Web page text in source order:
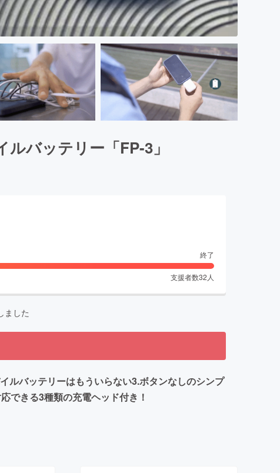
バッテリー「FP-3」
終了
支援者数32 人
ました
ルバッテリーはもういらない3.ボタンなしのシンプ
できる3種類の充電ヘッド付き！